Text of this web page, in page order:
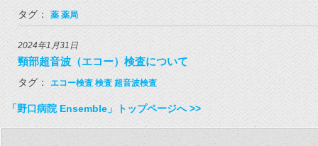
タグ： 薬 薬局
2024年1月31日
頸部超音波（エコー）検査について
タグ： エコー検査 検査 超音波検査
「野口病院 Ensemble」トップページへ >>